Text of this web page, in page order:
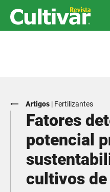
Artigos | Fertilizantes
Fatores
potencial
cultivos